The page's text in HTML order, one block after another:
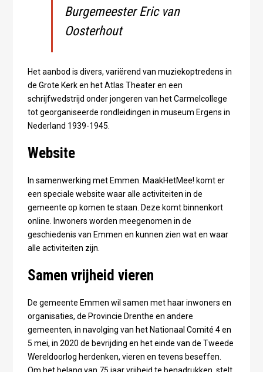
Burgemeester Eric van
Oosterhout
Het aanbod is divers, variërend van muziekoptredens in
de Grote Kerk en het Atlas Theater en een
schrijfwedstrijd onder jongeren van het Carmelcollege
tot georganiseerde rondleidingen in museum Ergens in
Nederland 1939-1945.
Website
In samenwerking met Emmen. MaakHetMee! komt er
een speciale website waar alle activiteiten in de
gemeente op komen te staan. Deze komt binnenkort
online. Inwoners worden meegenomen in de
geschiedenis van Emmen en kunnen zien wat en waar
alle activiteiten zijn.
Samen vrijheid vieren
De gemeente Emmen wil samen met haar inwoners en
organisaties, de Provincie Drenthe en andere
gemeenten, in navolging van het Nationaal Comité 4 en
5 mei, in 2020 de bevrijding en het einde van de Tweede
Wereldoorlog herdenken, vieren en tevens beseffen.
Om het belang van 75 jaar vrijheid te benadrukken, stelt